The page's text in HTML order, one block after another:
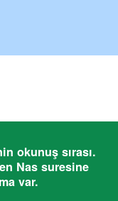
okunuş sırası.
Nas suresine
var.